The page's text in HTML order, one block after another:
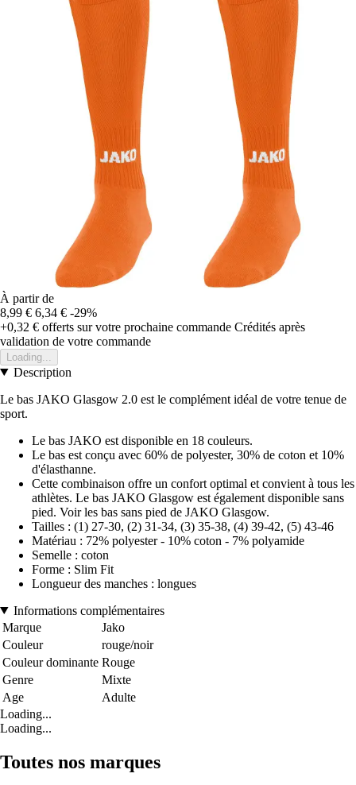
À partir de
8,99 € 6,34 € -29%
+0,32 € offerts sur votre prochaine commande Crédités après
validation de votre commande
Loading...
Description
Le bas JAKO Glasgow 2.0 est le complément idéal de votre tenue de
sport.
Le bas JAKO est disponible en 18 couleurs.
Le bas est conçu avec 60% de polyester, 30% de coton et 10%
d'élasthanne.
Cette combinaison offre un confort optimal et convient à tous les
athlètes. Le bas JAKO Glasgow est également disponible sans
pied. Voir les bas sans pied de JAKO Glasgow.
Tailles : (1) 27-30, (2) 31-34, (3) 35-38, (4) 39-42, (5) 43-46
Matériau : 72% polyester - 10% coton - 7% polyamide
Semelle : coton
Forme : Slim Fit
Longueur des manches : longues
Informations complémentaires
Marque
Jako
Couleur
rouge/noir
Couleur dominante Rouge
Genre
Mixte
Age
Adulte
Loading...
Loading...
Toutes nos marques